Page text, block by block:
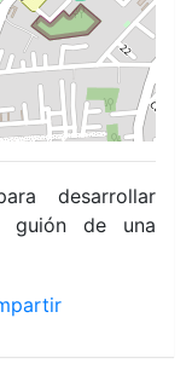
desarrollar
guión de una